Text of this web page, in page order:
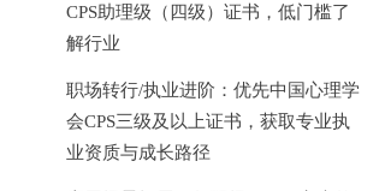
CPS助理级（四级）证书，低门槛了
解行业
职场转行/执业进阶：优先中国心理学
会CPS三级及以上证书，获取专业执
业资质与成长路径